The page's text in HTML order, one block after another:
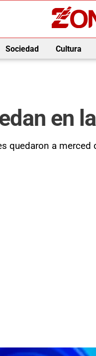
Sociedad Cultura
en
quedaron a